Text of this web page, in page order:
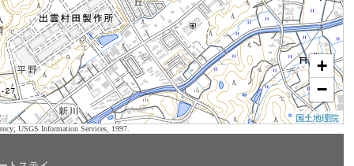
+
−
国土地理院
USGS Information Services, 1997.